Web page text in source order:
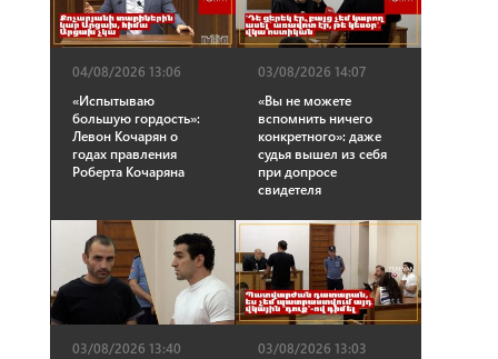
04/08/2026 13:06
«Испытываю
большую гордость»:
Левон Кочарян о
годах правления
Роберта Кочаряна
03/08/2026 14:07
«Вы не можете
вспомнить ничего
конкретного»: даже
судья вышел из себя
при допросе
свидетеля
03/08/2026 13:40
03/08/2026 13:03